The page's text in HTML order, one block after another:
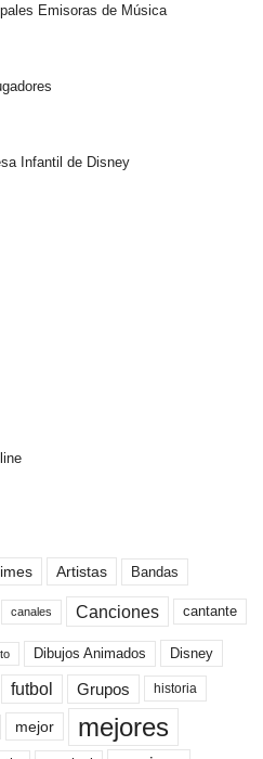
Emisoras de Música
Infantil de Disney
Artistas Bandas
canales Canciones cantante
Dibujos Animados Disney
futbol Grupos historia
mejor mejores